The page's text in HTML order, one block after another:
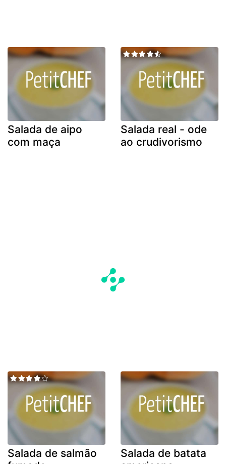
Salada de aipo
com maça
Salada real - ode
ao crudivorismo
Salada de salmão
Salada de batata